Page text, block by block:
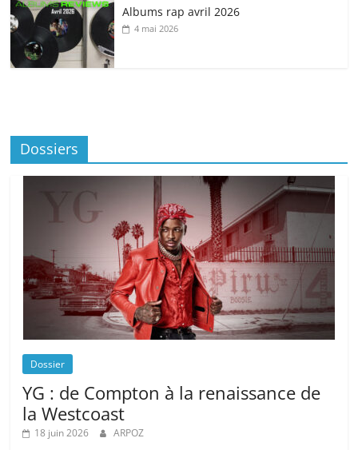
Albums rap avril 2026
4 mai 2026
Dossiers
Dossier
YG : de Compton à la renaissance de
la Westcoast
18 juin 2026 ARPOZ